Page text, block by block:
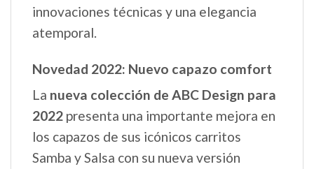
innovaciones técnicas y una elegancia
atemporal.
Novedad 2022: Nuevo capazo comfort
La nueva colección de ABC Design para
2022 presenta una importante mejora en
los capazos de sus icónicos carritos
Samba y Salsa con su nueva versión